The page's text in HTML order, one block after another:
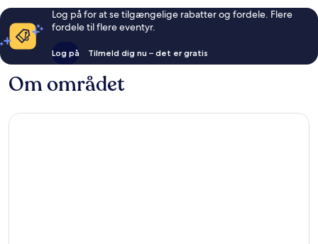
Log på for at se tilgængelige rabatter og fordele. Flere
fordele til flere eventyr.
Log på Tilmeld dig nu – det er gratis
Om området